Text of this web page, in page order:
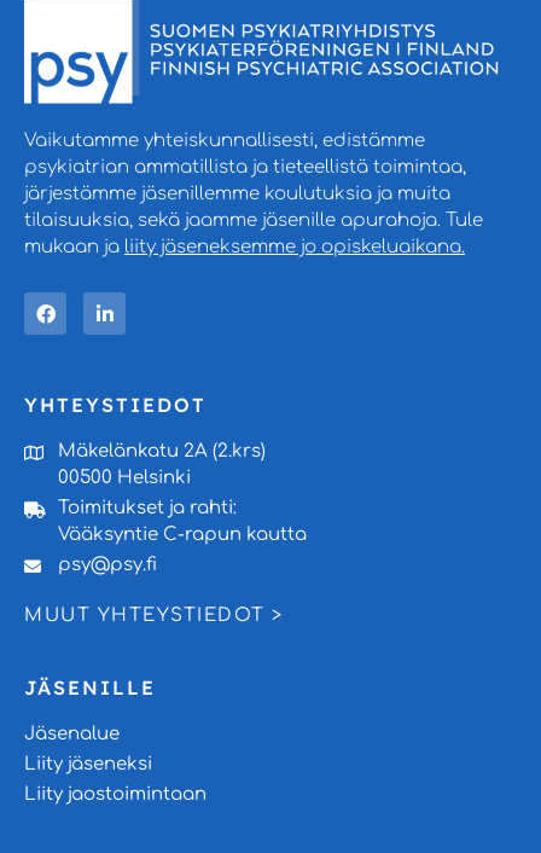
Vaikutamme yhteiskunnallisesti, edistämme
psykiatrian ammatillista ja tieteellistä toimintaa,
järjestämme jäsenillemme koulutuksia ja muita
tilaisuuksia, sekä jaamme jäsenille apurahoja. Tule
mukaan ja liity jäseneksemme jo opiskeluaikana.
YHTEYSTIEDOT
Mäkelänkatu 2A (2.krs)
00500 Helsinki
Toimitukset ja rahti:
Vääksyntie C-rapun kautta
psy@psy.fi
MUUT YHTEYSTIEDOT >
JÄSENILLE
Jäsenalue
Liity jäseneksi
Liity jaostoimintaan